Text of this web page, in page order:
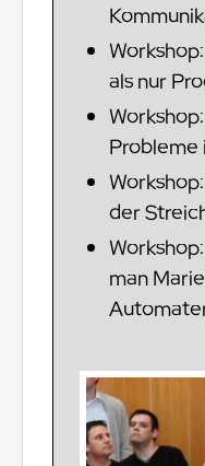
als nur
Probleme
der
man